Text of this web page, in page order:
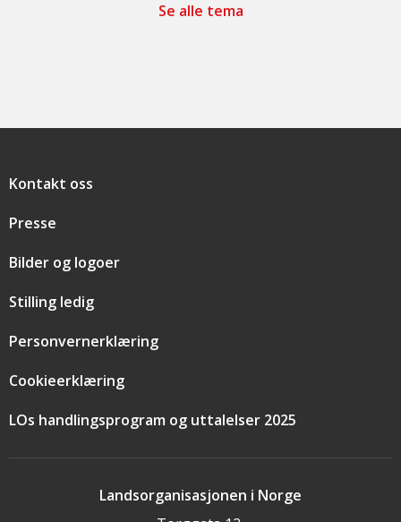
Se alle tema
Landsorganisasjonen i Norge
Snarveier
Kontakt oss
Presse
Bilder og logoer
Stilling ledig
Personvernerklæring
Cookieerklæring
LOs handlingsprogram og uttalelser 2025